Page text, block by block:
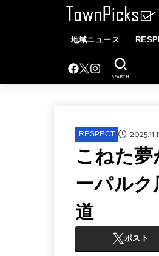
地域ニュース
SEARCH
RESPECT
こねた
ーパルク
道
ポスト